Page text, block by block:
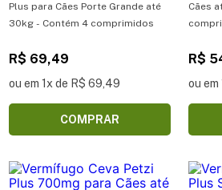
Plus para Cães Porte Grande até
30kg - Contém 4 comprimidos
R$ 69,49
ou em 1x de R$ 69,49
COMPRAR
Cães
R$
ou